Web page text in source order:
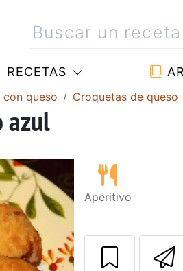
RECETAS
con queso Croquetas de queso
azul
Aperitivo